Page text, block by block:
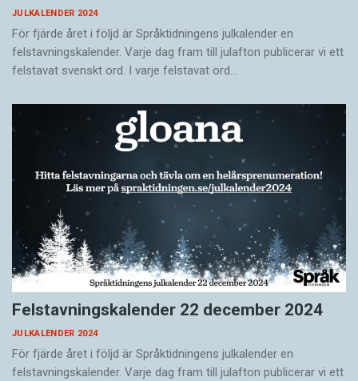
JULKALENDER 2024
För fjärde året i följd är Språktidningens julkalender en
felstavningskalender. Varje dag fram till julafton publicerar vi ett
felstavat svenskt ord. I varje felstavat ord…
Felstavningskalender 22 december 2024
JULKALENDER 2024
För fjärde året i följd är Språktidningens julkalender en
felstavningskalender. Varje dag fram till julafton publicerar vi ett